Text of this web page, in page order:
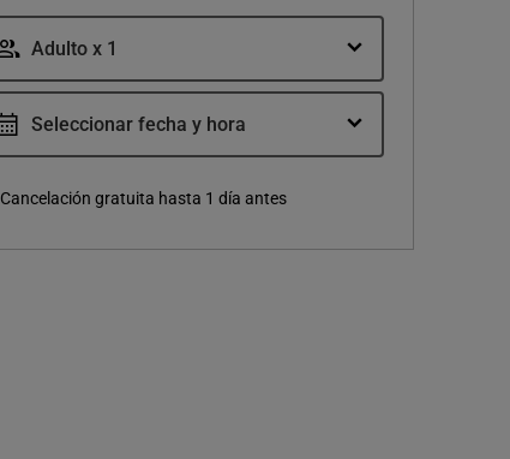
Adulto x 1
Seleccionar fecha y hora
Cancelación gratuita hasta 1 día antes